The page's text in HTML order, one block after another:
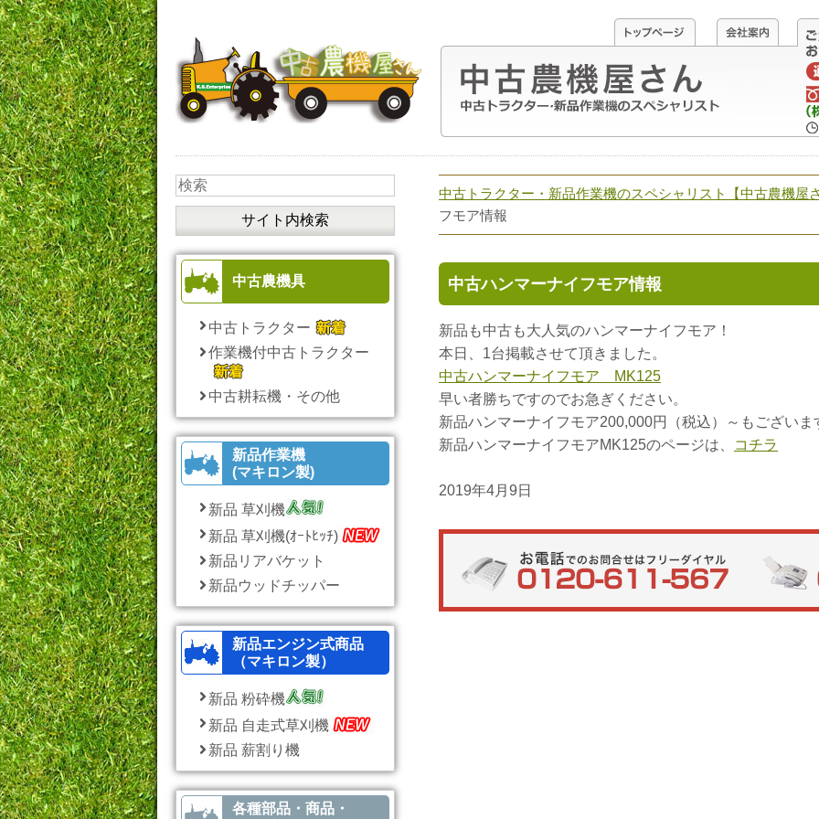
中古農機具
中古トラクター
作業機付中古トラクター
中古耕耘機・その他
新品作業機
(マキロン製)
新品 草刈機
新品 草刈機(ｵｰﾄﾋｯﾁ)
新品リアバケット
新品ウッドチッパー
新品エンジン式商品
（マキロン製）
新品 粉砕機
新品 自走式草刈機
新品 薪割り機
各種部品・商品・
中古トラクター・新品作業機のスペシャリスト【中古農機屋
フモア情報
中古ハンマーナイフモア情報
新品も中古も大人気のハンマーナイフモア！
本日、1台掲載させて頂きました。
中古ハンマーナイフモア MK125
早い者勝ちですのでお急ぎください。
新品ハンマーナイフモア200,000円（税込）～もございま
新品ハンマーナイフモアMK125のページは、
コチラ
2019年4月9日